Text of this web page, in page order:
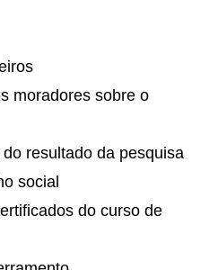
moradores sobre o
resultado da pesquisa
social
do curso de